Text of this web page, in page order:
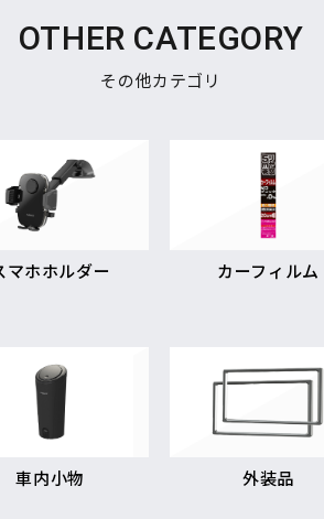
OTHER CATEGORY
その他カテゴリ
マホホルダー カーフィルム
車内小物 外装品